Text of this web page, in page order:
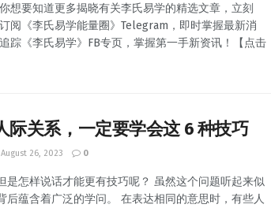
想要知道更多揭晓有关李氏易学的精选文章，立刻
阅《李氏易学能量圈》Telegram，即时掌握最新消
踪《李氏易学》FB专页，掌握第一手新资讯！【点击
际关系，一定要学会这 6 种技巧
26, 2023 0
是怎样说话才能更有技巧呢？ 虽然这个问题听起来似
后蕴含着广泛的学问。 在表达相同的意思时，有些人